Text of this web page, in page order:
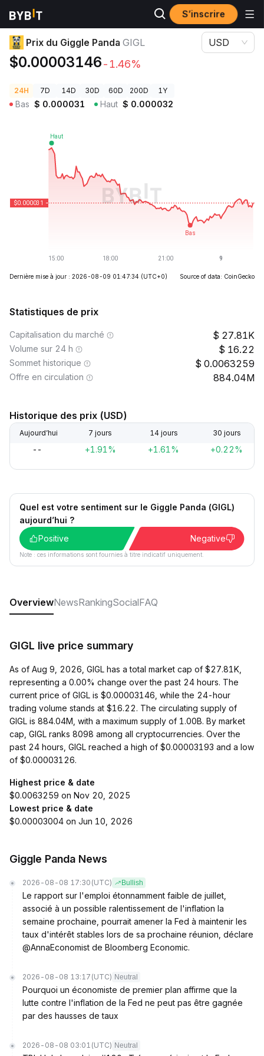
S’inscrire
Prix des cryptos Prix du Giggle Panda GIGL
Prix du Giggle Panda GIGL
$0.00003146-1.46%
USD
24H 7D 14D 30D 60D 200D 1Y
Bas $ 0.000031 Haut $ 0.000032
Dernière mise à jour : 2026-08-09 01:47:34 (UTC+0) Source of data: CoinGecko
Statistiques de prix
Capitalisation du marché 27.81K
Volume sur 24 h 16.22
Sommet historique 0.0063259
Offre en circulation 884.04M
Historique des prix (USD)
Aujourd’hui 7 jours 14 jours 30 jours
-- +1.91% +1.61% +0.22%
Quel est votre sentiment sur le Giggle Panda (GIGL)
aujourd’hui ?
Positive
Negative
Note : ces informations sont fournies à titre indicatif uniquement.
OverviewNewsRankingSocialFAQ
GIGL live price summary
As of Aug 9, 2026, GIGL has a total market cap of $27.81K,
representing a 0.00% change over the past 24 hours. The
current price of GIGL is $0.00003146, while the 24-hour
trading volume stands at $16.22. The circulating supply of
GIGL is 884.04M, with a maximum supply of 1.00B. By market
cap, GIGL ranks 8098 among all cryptocurrencies. Over the
past 24 hours, GIGL reached a high of $0.00003193 and a low
of $0.00003126.
Highest price & date
$0.0063259 on Nov 20, 2025
Lowest price & date
$0.00003004 on Jun 10, 2026
Giggle Panda News
2026-08-08 17:30 (UTC) Bullish
Le rapport sur l'emploi étonnamment faible de juillet,
associé à un possible ralentissement de l'inflation la
semaine prochaine, pourrait amener la Fed à maintenir les
taux d'intérêt stables lors de sa prochaine réunion, déclare
@AnnaEconomist de Bloomberg Economic.
2026-08-08 13:17 (UTC) Neutral
Pourquoi un économiste de premier plan affirme que la
lutte contre l'inflation de la Fed ne peut pas être gagnée
par des hausses de taux
2026-08-08 03:01 (UTC) Neutral